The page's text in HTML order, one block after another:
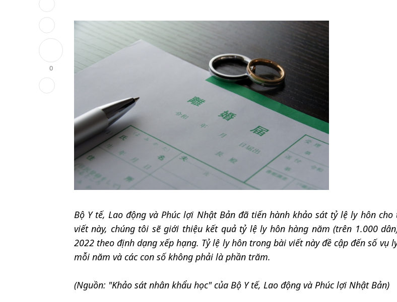
0
Bộ Y tế, Lao động và Phúc lợi Nhật Bản đã tiến hành khảo sát tỷ lệ ly hôn
viết này, chúng tôi sẽ giới thiệu kết quả tỷ lệ ly hôn hàng năm (trên 1.000
2022 theo định dạng xếp hạng. Tỷ lệ ly hôn trong bài viết này đề cập đến số vụ
mỗi năm và các con số không phải là phần trăm.
(Nguồn: "Khảo sát nhân khẩu học" của Bộ Y tế, Lao động và Phúc lợi Nhật Bản)